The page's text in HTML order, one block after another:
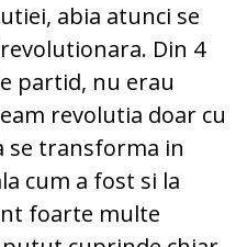
abia atunci se
Din 4
partid, nu erau
revolutia doar cu
se transforma in
cum a fost si la
foarte multe